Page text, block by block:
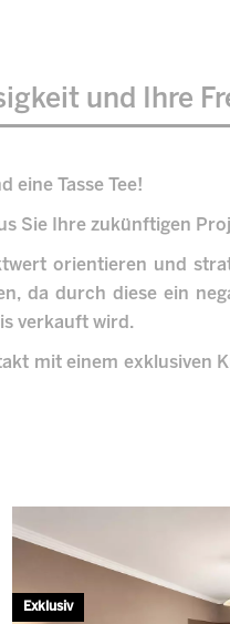
und Ihre
eine Tasse Tee!
Sie Ihre zukünftigen
orientieren und
da durch diese ein
verkauft wird.
mit einem
Exklusiv